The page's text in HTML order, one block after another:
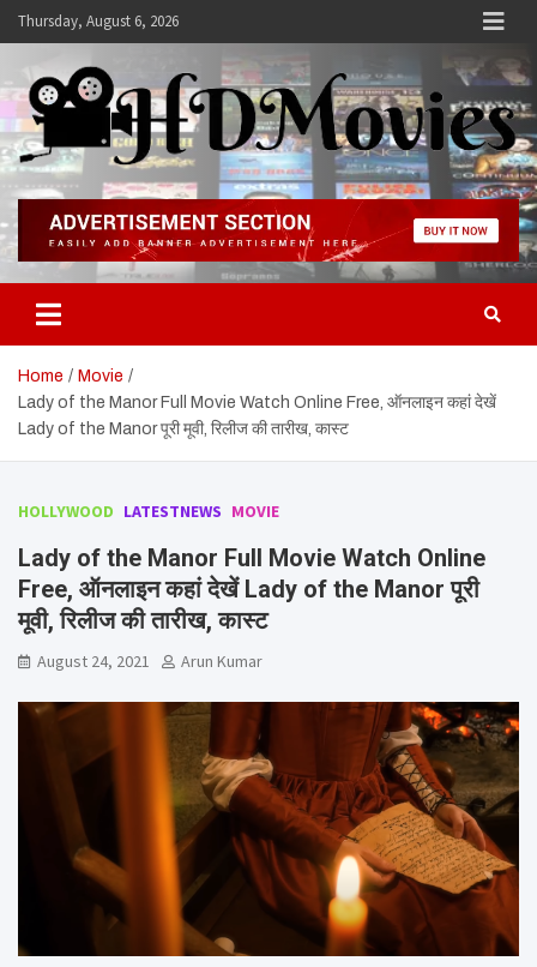
SkipThursday, August 6, 2026
Hdmovies
Home
Movie
Lady of the Manor Full Movie Watch Online Free, ऑनलाइन कहां देखें
Lady of the Manor पूरी मूवी, रिलीज की तारीख, कास्ट
HOLLYWOOD LATESTNEWS MOVIE
Lady of the Manor Full Movie Watch Online
Free, ऑनलाइन कहां देखें Lady of the Manor पूरी
मूवी, रिलीज की तारीख, कास्ट
August 24, 2021 Arun Kumar